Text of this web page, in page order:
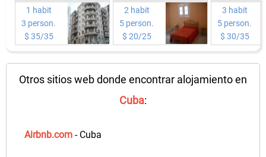
1 habit
3 person.
$ 35/35
2 habit
5 person.
$ 20/25
3 habit
5 person.
$ 30/35
Otros sitios web donde encontrar alojamiento en
Cuba:
Airbnb.com - Cuba